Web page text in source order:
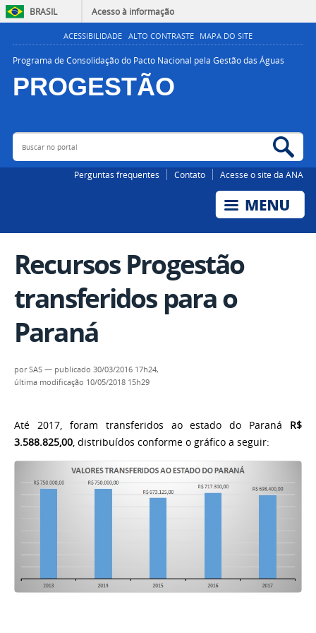
BRASIL Acesso à informação
ACESSIBILIDADE ALTO CONTRASTE MAPA DO SITE
Programa de Consolidação do Pacto Nacional pela Gestão das Águas
PROGESTÃO
AGÊNCIA NACIONAL DE ÁGUAS E SANEAMENTO BÁSICO
Buscar no portal
Perguntas frequentes Contato Acesse o site da ANA
Recursos Progestão
transferidos para o
Paraná
porSAS — publicado 30/03/2016 17h24,
última modificação 10/05/2018 15h29
Até 2017, foram transferidos ao estado do Paraná R$
3.588.825,00, distribuídos conforme o gráfico a seguir: